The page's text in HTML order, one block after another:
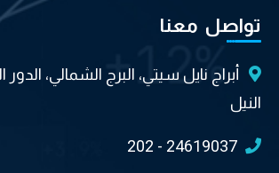
تواصل معنا
أبراج نايل سيتي، البرج الشمالي،
النيل
202 - 24619037